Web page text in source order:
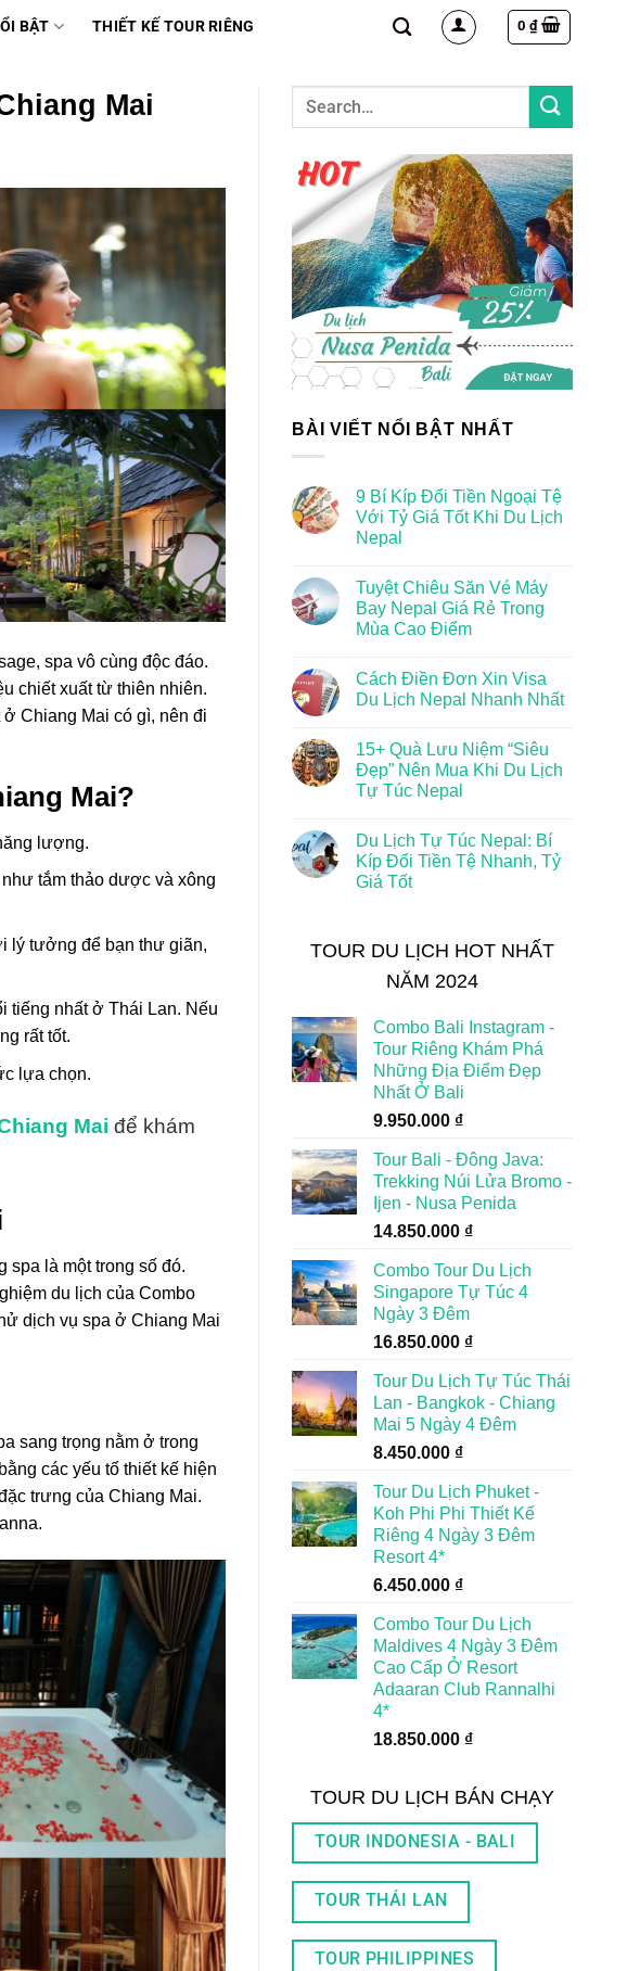
BẬT THIẾT KẾ TOUR RIÊNG 0 ₫
Mai
spa vô cùng độc đáo.
chiết xuất từ thiên nhiên.
Chiang Mai có gì, nên đi
Mai?
lượng.
tắm thảo dược và xông
lý tưởng để bạn thư giãn,
tiếng nhất ở Thái Lan. Nếu
rất tốt.
lựa chọn.
Mai để khám
spa là một trong số đó.
du lịch của Combo
dịch vụ spa ở Chiang Mai
sang trọng nằm ở trong
các yếu tố thiết kế hiện
trưng của Chiang Mai.
BÀI VIẾT NỔI BẬT NHẤT
9 Bí Kíp Đổi Tiền Ngoại Tệ
Với Tỷ Giá Tốt Khi Du Lịch
Nepal
Tuyệt Chiêu Săn Vé Máy
Bay Nepal Giá Rẻ Trong
Mùa Cao Điểm
Cách Điền Đơn Xin Visa
Du Lịch Nepal Nhanh Nhất
15+ Quà Lưu Niệm “Siêu
Đẹp” Nên Mua Khi Du Lịch
Tự Túc Nepal
Du Lịch Tự Túc Nepal: Bí
Kíp Đổi Tiền Tệ Nhanh, Tỷ
Giá Tốt
TOUR DU LỊCH HOT NHẤT
NĂM 2024
Combo Bali Instagram -
Tour Riêng Khám Phá
Những Địa Điểm Đẹp
Nhất Ở Bali
9.950.000 ₫
Tour Bali - Đông Java:
Trekking Núi Lửa Bromo -
Ijen - Nusa Penida
14.850.000 ₫
Combo Tour Du Lịch
Singapore Tự Túc 4
Ngày 3 Đêm
16.850.000 ₫
Tour Du Lịch Tự Túc Thái
Lan - Bangkok - Chiang
Mai 5 Ngày 4 Đêm
8.450.000 ₫
Tour Du Lịch Phuket -
Koh Phi Phi Thiết Kế
Riêng 4 Ngày 3 Đêm
Resort 4*
6.450.000 ₫
Combo Tour Du Lịch
Maldives 4 Ngày 3 Đêm
Cao Cấp Ở Resort
Adaaran Club Rannalhi
4*
18.850.000 ₫
TOUR DU LỊCH BÁN CHẠY
TOUR INDONESIA - BALI
TOUR THÁI LAN
TOUR PHILIPPINES